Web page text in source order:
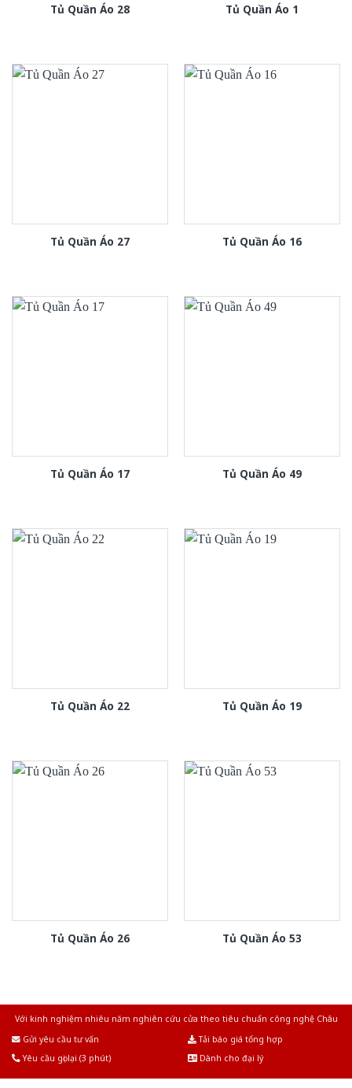
Tủ Quần Áo 28 Tủ Quần Áo 1
Tủ Quần Áo 27 Tủ Quần Áo 16
Tủ Quần Áo 17 Tủ Quần Áo 49
Tủ Quần Áo 22 Tủ Quần Áo 19
Tủ Quần Áo 26 Tủ Quần Áo 53
Với kinh nghiệm nhiêu năm nghiên cứu cửa theo tiêu chuẩn công nghệ Châu
Gửi yêu cầu tư vấn
Tải báo giá tổng hợp
Yêu cầu gọi lại (3 phút)
Dành cho đại lý